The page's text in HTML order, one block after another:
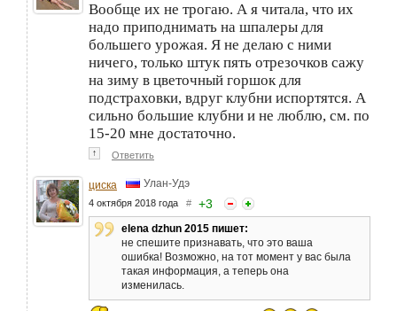
Вообще их не трогаю. А я читала, что их
надо приподнимать на шпалеры для
большего урожая. Я не делаю с ними
ничего, только штук пять отрезочков сажу
на зиму в цветочный горшок для
подстраховки, вдруг клубни испортятся. А
сильно большие клубни и не люблю, см. по
15-20 мне достаточно.
↑ Ответить
циска Улан-Удэ
4 октября 2018 года # +3
elena dzhun 2015 пишет:
не спешите признавать, что это ваша
ошибка! Возможно, на тот момент у вас была
такая информация, а теперь она
изменилась.